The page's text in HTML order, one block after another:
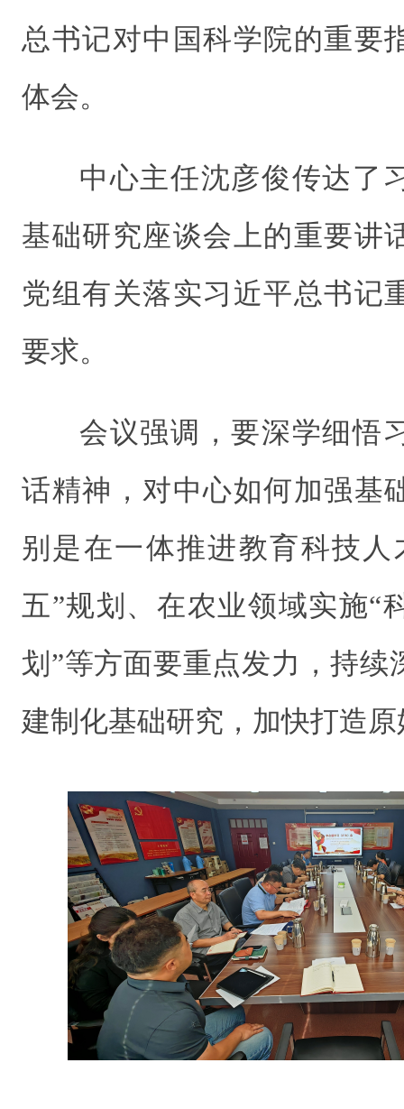
总书记对中国科学院的重要
体会。
中心主任沈彦俊传达了
基础研究座谈会上的重要讲
党组有关落实习近平总书记
要求。
会议强调，要深学细悟
话精神，对中心如何加强基
别是在一体推进教育科技人
五”规划、在农业领域实施“
划”等方面要重点发力，持续
建制化基础研究，加快打造